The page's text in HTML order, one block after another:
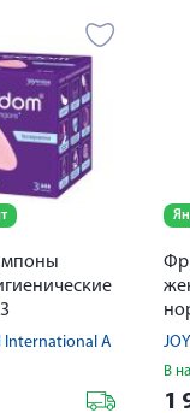
International A DE
В
1